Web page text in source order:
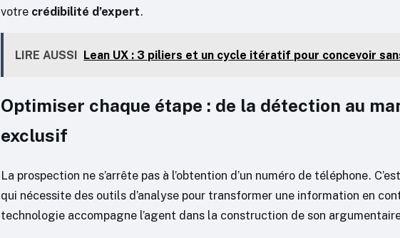
votre crédibilité d’expert.
LIRE AUSSI Lean UX : 3 piliers et un cycle itératif pour concevoir
Optimiser chaque étape : de la détection au
exclusif
La prospection ne s’arrête pas à l’obtention d’un numéro de téléphone.
qui nécessite des outils d’analyse pour transformer une information en
technologie accompagne l’agent dans la construction de son